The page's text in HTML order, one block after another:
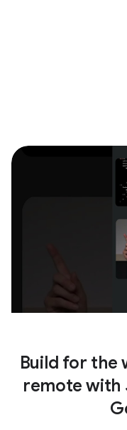
Build for the
remote with